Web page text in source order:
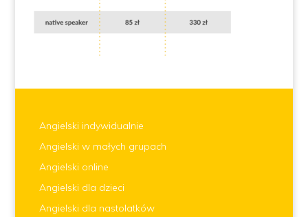
Angielski indywidualnie
Angielski w małych grupach
Angielski online
Angielski dla dzieci
Angielski dla nastolatków